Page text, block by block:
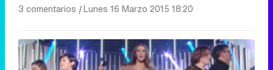
3 comentarios |Lunes 16 Marzo 2015 18:20